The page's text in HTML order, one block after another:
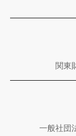
関東
一般社団